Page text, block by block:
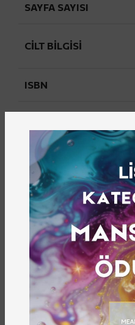
SAYFA SAYISI
CILT BILGISI
ISBN
YAYINEVI
YAYIN NUMARASI
Satın Almak İçin Tıklayın